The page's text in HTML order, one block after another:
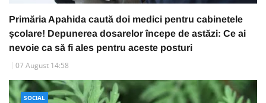
Primăria Apahida caută doi medici pentru cabinetele
școlare! Depunerea dosarelor începe de astăzi: Ce ai
nevoie ca să fi ales pentru aceste posturi
07 August 14:58
SOCIAL